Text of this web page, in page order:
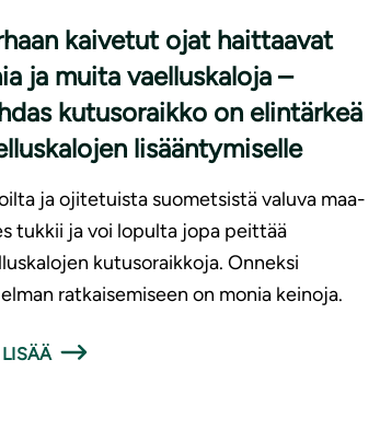
kaivetut ojat haittaavat
ja muita vaelluskaloja –
kutusoraikko on elintärkeä
lisääntymiselle
ja ojitetuista suometsistä valuva maa-
tukkii ja voi lopulta jopa peittää
kutusoraikkoja. Onneksi
ratkaisemiseen on monia keinoja.
LISÄÄ